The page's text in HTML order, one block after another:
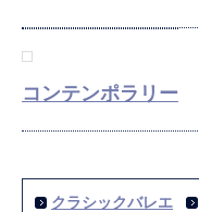
コンテンポラリー
クラシックバレエ